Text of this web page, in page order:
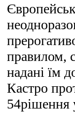
правилом,
надані їм
Кастро
54рішення